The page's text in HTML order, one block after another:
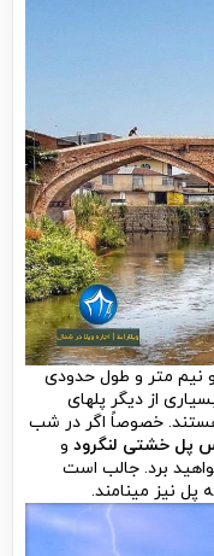
نیم متر و طول حدودی
از دیگر پل­های
خصوصاً اگر در شب
پل خشتی لنگرود و
برد. جالب است
پل نیز می­نامند.